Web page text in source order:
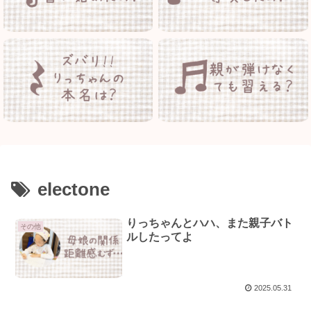
electone
その他
りっちゃんとハハ、また親子バト
ルしたってよ
2025.05.31